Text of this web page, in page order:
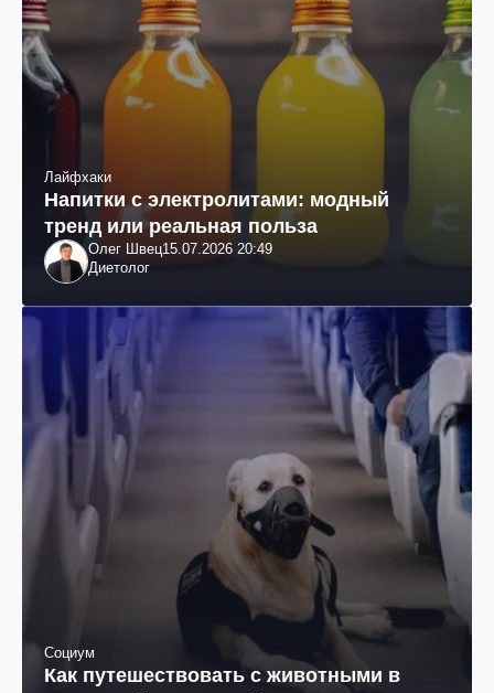
Лайфхаки
Напитки с электролитами: модный
тренд или реальная польза
Олег Швец15.07.2026 20:49
Диетолог
Социум
Как путешествовать с животными в